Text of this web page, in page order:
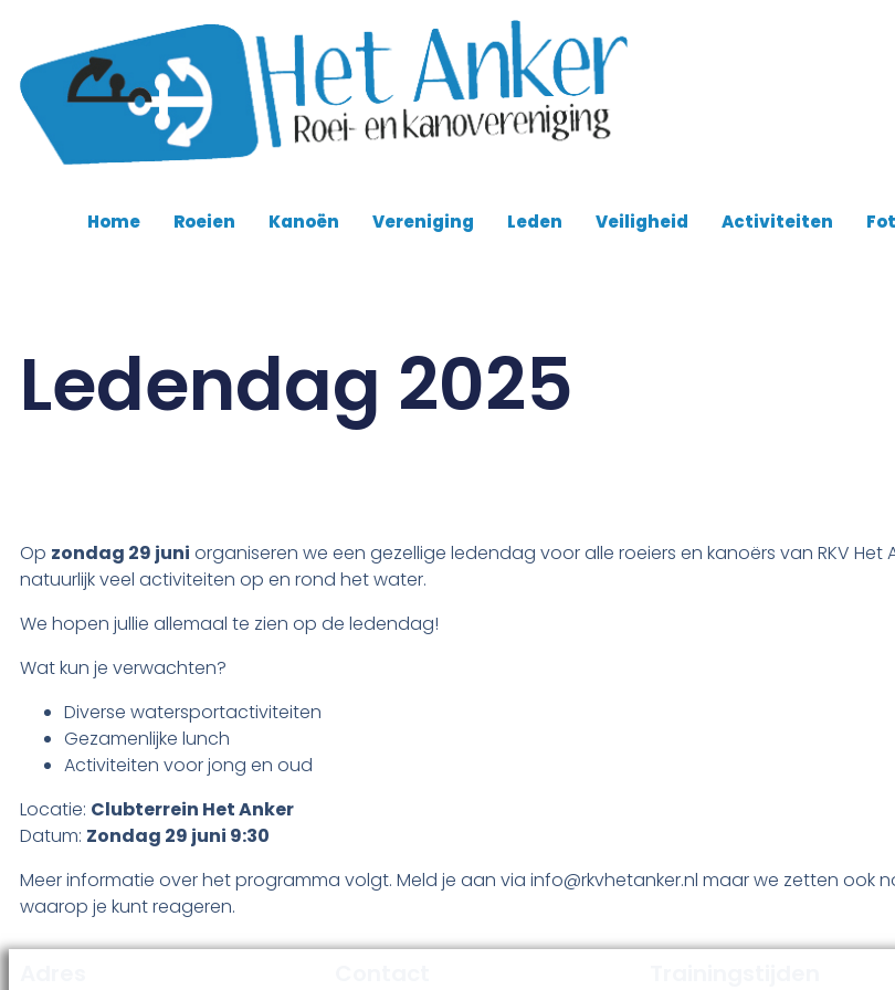
Home Roeien Kanoën Vereniging Leden Veiligheid Activiteiten
Ledendag 2025
Op zondag 29 juni organiseren we een gezellige ledendag voor alle roeiers en kanoërs van RKV Het
natuurlijk veel activiteiten op en rond het water.
We hopen jullie allemaal te zien op de ledendag!
Wat kun je verwachten?
Diverse watersportactiviteiten
Gezamenlijke lunch
Activiteiten voor jong en oud
Locatie: Clubterrein Het Anker
Datum: Zondag 29 juni 9:30
Meer informatie over het programma volgt. Meld je aan via info@rkvhetanker.nl maar we zetten ook
waarop je kunt reageren.